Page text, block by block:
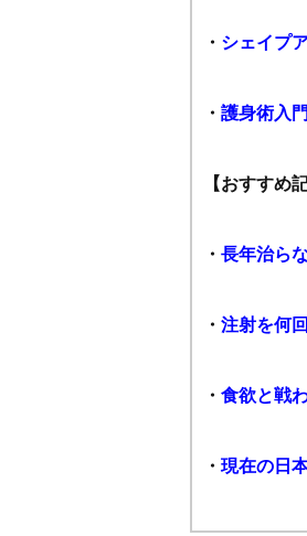
・ シェイプ
・ 護身術入
【おすすめ
・ 長年治ら
・ 注射を何
・ 食欲と戦
・ 現在の日